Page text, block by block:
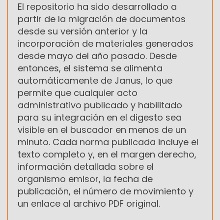
El repositorio ha sido desarrollado a
partir de la migración de documentos
desde su versión anterior y la
incorporación de materiales generados
desde mayo del año pasado. Desde
entonces, el sistema se alimenta
automáticamente de Janus, lo que
permite que cualquier acto
administrativo publicado y habilitado
para su integración en el digesto sea
visible en el buscador en menos de un
minuto. Cada norma publicada incluye el
texto completo y, en el margen derecho,
información detallada sobre el
organismo emisor, la fecha de
publicación, el número de movimiento y
un enlace al archivo PDF original.